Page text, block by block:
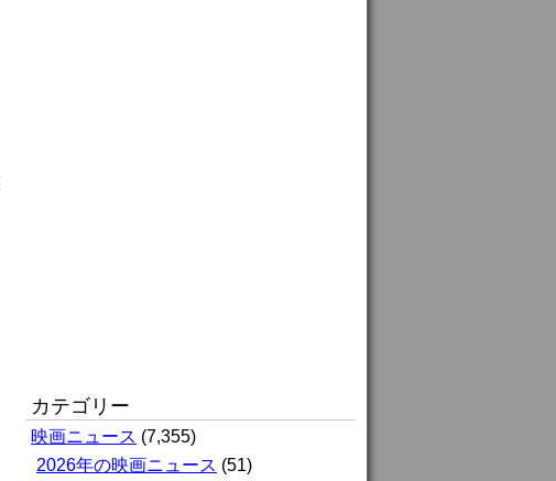
カテゴリー
映画ニュース (7,355)
2026年の映画ニュース (51)